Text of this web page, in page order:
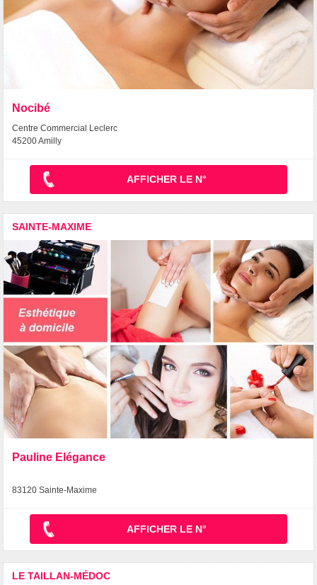
Nocibé
Centre Commercial Leclerc
45200 Amilly
AFFICHER LE N°
SAINTE-MAXIME
Pauline Elégance
83120 Sainte-Maxime
AFFICHER LE N°
LE TAILLAN-MÉDOC